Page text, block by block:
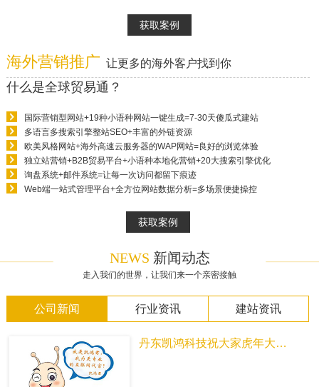
获取案例
海外营销推广 让更多的海外客户找到你
什么是全球贸易通？
国际营销型网站+19种小语种网站一键生成=7-30天傻瓜式建站
多语言多搜索引擎整站SEO+丰富的外链资源
欧美风格网站+海外高速云服务器的WAP网站=良好的浏览体验
独立站营销+B2B贸易平台+小语种本地化营销+20大搜索引擎优化
询盘系统+邮件系统=让每一次访问都留下痕迹
Web端一站式管理平台+全方位网站数据分析=多场景便捷操控
获取案例
NEWS 新闻动态
走入我们的世界，让我们来一个亲密接触
公司新闻 行业资讯 建站资讯
丹东凯鸿科技祝大家虎年大吉！